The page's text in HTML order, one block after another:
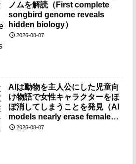
ノムを解読（First complete
songbird genome reveals
hidden biology）
2026-08-07
AIは動物を主人公にした児童向
け物語で女性キャラクターをほ
ぼ消してしまうことを発見（AI
models nearly erase female
characters when they write
2026-08-07